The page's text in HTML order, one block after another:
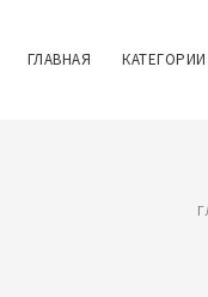
ГЛАВНАЯ КАТЕГОРИИ